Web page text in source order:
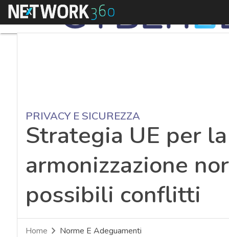
Menu
PRIVACY E SICUREZZA
Strategia UE per
armonizzazione
possibili conflitti
Home Norme E Adeguamenti